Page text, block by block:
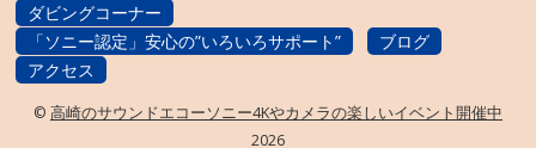
ダビングコーナー
「ソニー認定」安心の”いろいろサポート”
ブログ
アクセス
© 高崎のサウンドエコーソニー4Kやカメラの楽しいイベント開催中
2026